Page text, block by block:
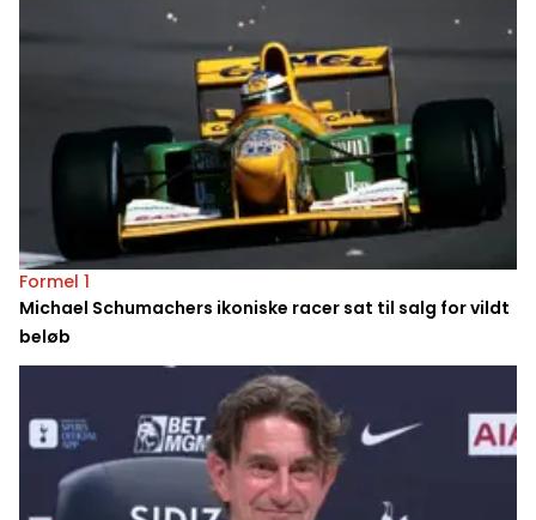
Formel 1
Michael Schumachers ikoniske racer sat til salg for vildt
beløb